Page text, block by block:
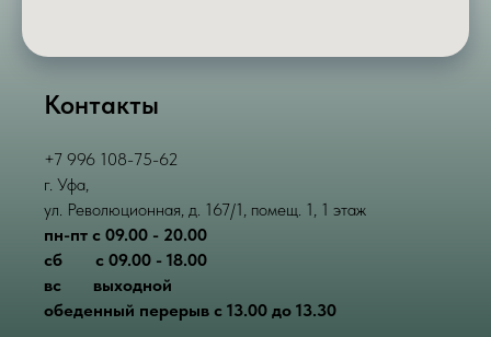
Контакты
+7 996 108-75-62
г. Уфа,
ул. Революционная, д. 167/1, помещ. 1, 1 этаж
пн-пт с 09.00 - 20.00
сб
с 09.00 - 18.00
вс
выходной
обеденный перерыв с 13.00 до 13.30